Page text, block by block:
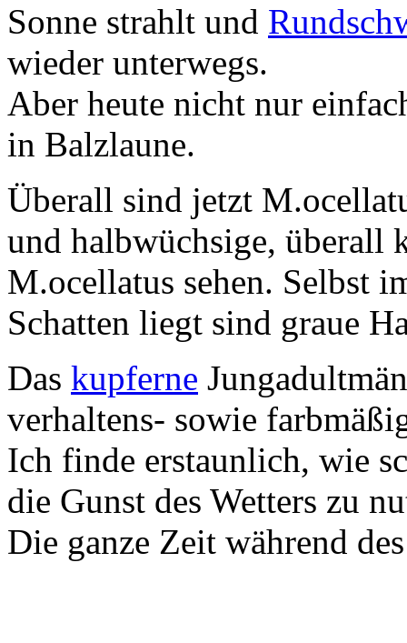
Sonne strahlt und
wieder unterwegs.
Aber heute nicht nur
in Balzlaune.
Überall sind jetzt
und halbwüchsige, überall
M.ocellatus sehen. Selbst
Schatten liegt sind graue
Das kupferne
verhaltens- sowie
Ich finde erstaunlich, wie
die Gunst des Wetters zu
Die ganze Zeit während